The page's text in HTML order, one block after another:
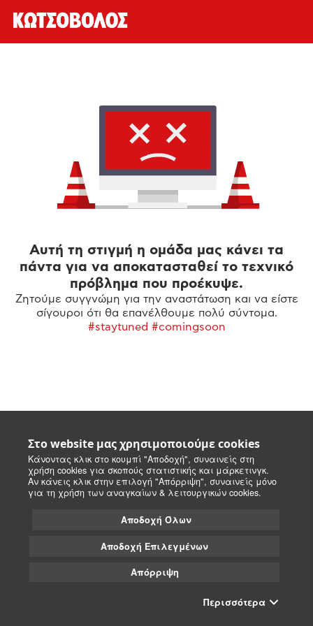
Στο website μας χρησιμοποιούμε cookies
Κάνοντας κλικ στο κουμπί "Αποδοχή", συναινείς στη
χρήση cookies για σκοπούς στατιστικής και μάρκετινγκ.
Αν κάνεις κλικ στην επιλογή "Απόρριψη", συναινείς μόνο
για τη χρήση των αναγκαίων & λειτουργικών cookies.
Αποδοχή Όλων
Αποδοχή Επιλεγμένων
Απόρριψη
Περισσότερα
Αυτή τη στιγμή η ομάδα μας κάνει τα
πάντα για να αποκατασταθεί το τεχνικό
πρόβλημα που προέκυψε.
Ζητούμε συγγνώμη για την αναστάτωση και να είστε
σίγουροι ότι θα επανέλθουμε πολύ σύντομα.
#staytuned #comingsoon